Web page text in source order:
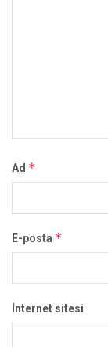
Ad *
E-posta *
İnternet sitesi